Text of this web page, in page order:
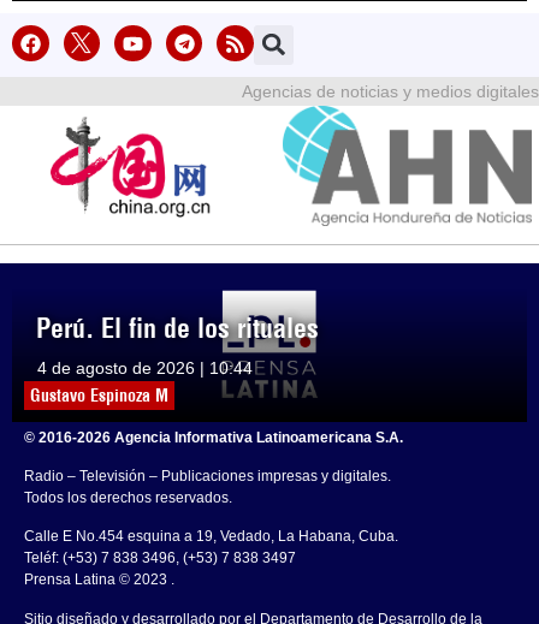
Perú. El fin de los rituales
4 de agosto de 2026 | 10:44
Gustavo Espinoza M
Agencias de noticias y medios digitales
© 2016-2026 Agencia Informativa Latinoamericana S.A.
Radio – Televisión – Publicaciones impresas y digitales.
Todos los derechos reservados.
Calle E No.454 esquina a 19, Vedado, La Habana, Cuba.
Teléf: (+53) 7 838 3496, (+53) 7 838 3497
Prensa Latina © 2023 .
Sitio diseñado y desarrollado por el Departamento de Desarrollo de la